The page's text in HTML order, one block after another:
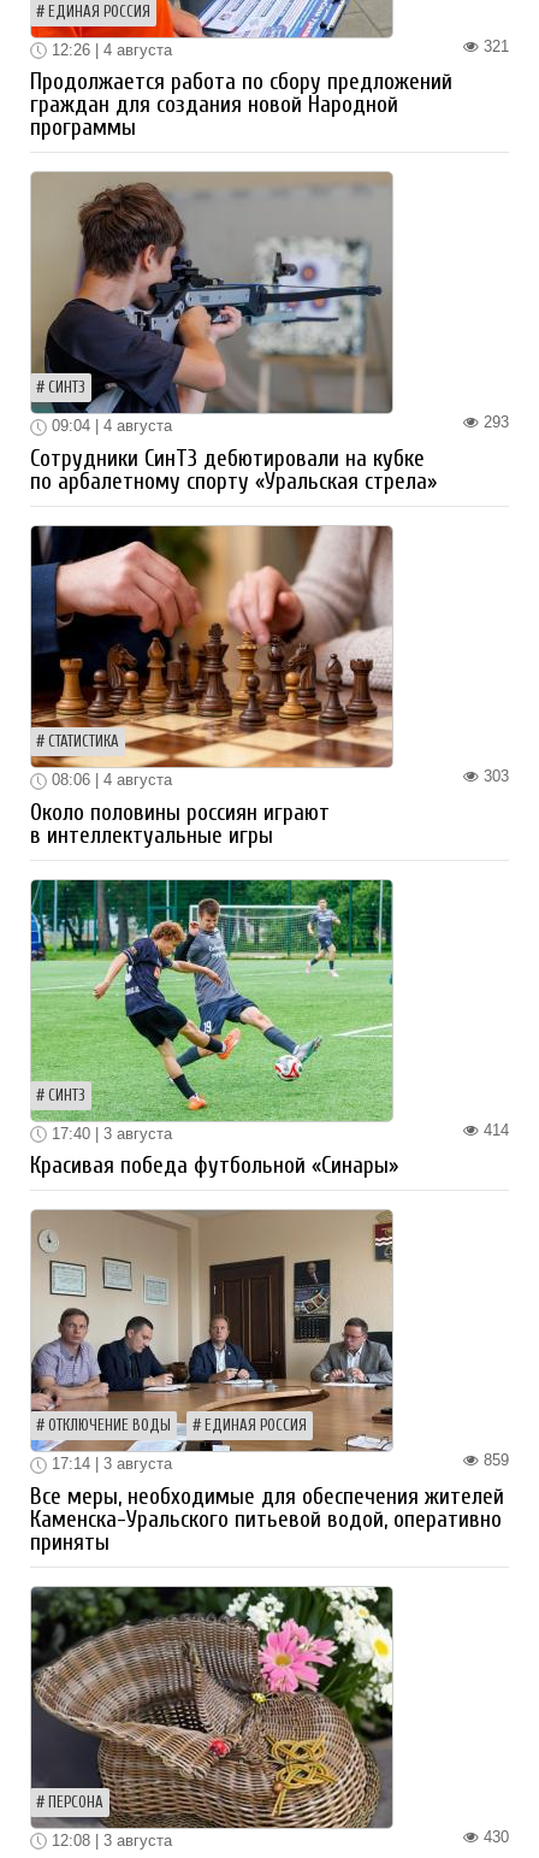
ЕДИНАЯ РОССИЯ
321
12:26 | 4 августа
Продолжается работа по сбору предложений
граждан для создания новой Народной
программы
СИНТЗ
293
09:04 | 4 августа
Сотрудники СинТЗ дебютировали на кубке
по арбалетному спорту «Уральская стрела»
СТАТИСТИКА
303
08:06 | 4 августа
Около половины россиян играют
в интеллектуальные игры
СИНТЗ
414
17:40 | 3 августа
Красивая победа футбольной «Синары»
ОТКЛЮЧЕНИЕ ВОДЫ ЕДИНАЯ РОССИЯ
859
17:14 | 3 августа
Все меры, необходимые для обеспечения жителей
Каменска-Уральского питьевой водой, оперативно
приняты
ПЕРСОНА
430
12:08 | 3 августа